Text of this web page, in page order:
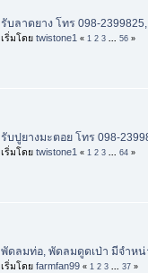
รับลาดยาง โทร 098-
เริ่มโดย twistone1 « 1 2 3 56 »
รับปูยางมะตอย โทร 098-
เริ่มโดย twistone1 « 1 2 3 64 »
พัดลมท่อ, พัดลมดูดเป่า มีจำห
เริ่มโดย farmfan99 « 1 2 3 37 »